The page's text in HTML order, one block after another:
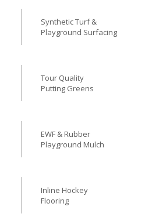
Synthetic Turf &
Playground Surfacing
Tour Quality
Putting Greens
EWF & Rubber
Playground Mulch
Inline Hockey
Flooring